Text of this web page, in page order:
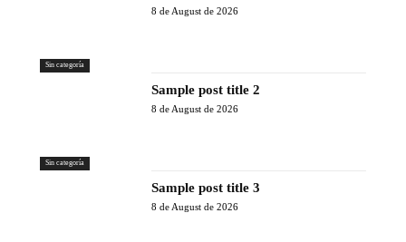
Sin categoría
8 de August de 2026
Sin categoría
Sample post title 2
8 de August de 2026
Sample post title 3
8 de August de 2026